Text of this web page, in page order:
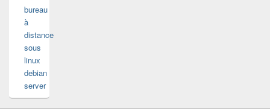
bureau
à
distance
sous
linux
debian
server